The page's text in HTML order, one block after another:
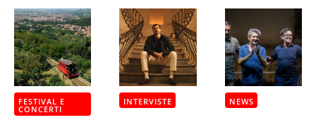
FESTIVAL E
CONCERTI
INTERVISTE NEWS